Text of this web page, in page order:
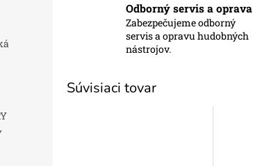
Odborný servis a oprava
Zabezpečujeme odborný
servis a opravu hudobných
nástrojov.
Súvisiaci tovar